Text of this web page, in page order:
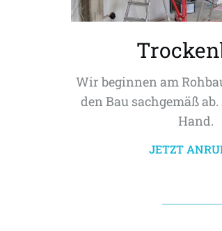
Wir beginnen am
den Bau sachgemäß
Hand.
JETZT